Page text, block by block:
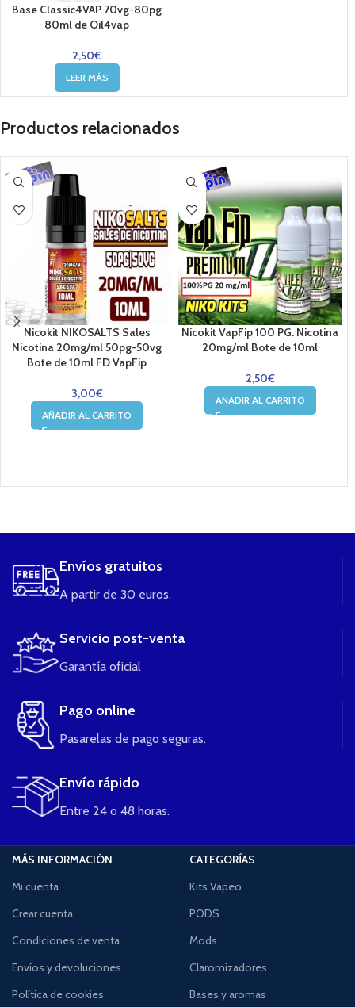
Base Classic4VAP 70vg-80pg
80ml de Oil4vap
2,50€
LEER MÁS
Productos relacionados
Nicokit NIKOSALTS Sales
Nicotina 20mg/ml 50pg-50vg
Bote de 10ml FD VapFip
3,00€
AÑADIR AL CARRITO
Nicokit VapFip 100 PG. Nicotina
20mg/ml Bote de 10ml
2,50€
AÑADIR AL CARRITO
Envíos gratuitos
A partir de 30 euros.
Servicio post-venta
Garantía oficial
Pago online
Pasarelas de pago seguras.
Envío rápido
Entre 24 o 48 horas.
MÁS INFORMACIÓN
Mi cuenta
Crear cuenta
Condiciones de venta
Envíos y devoluciones
Política de cookies
CATEGORÍAS
Kits Vapeo
PODS
Mods
Claromizadores
Bases y aromas